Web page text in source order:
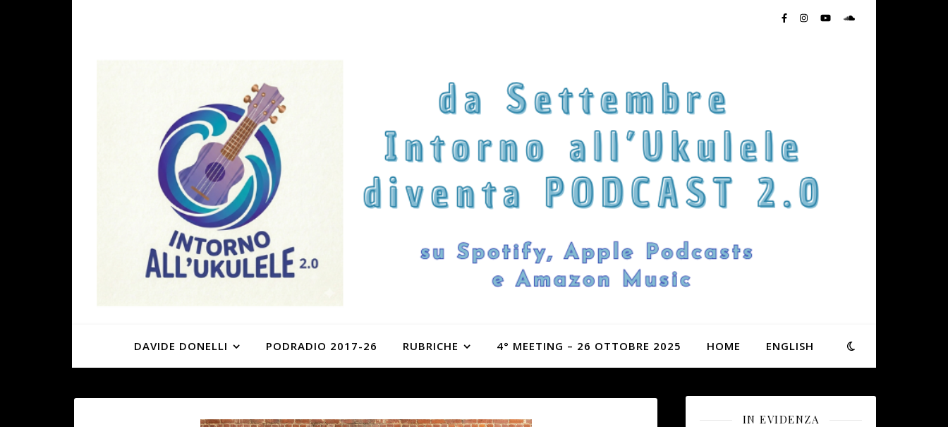
DAVIDE DONELLI PODRADIO 2017-26 RUBRICHE 4° MEETING – 26 OTTOBRE 2025 HOME ENGLISH
IN EVIDENZA